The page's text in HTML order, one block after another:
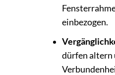
einbezogen.
dürfen altern